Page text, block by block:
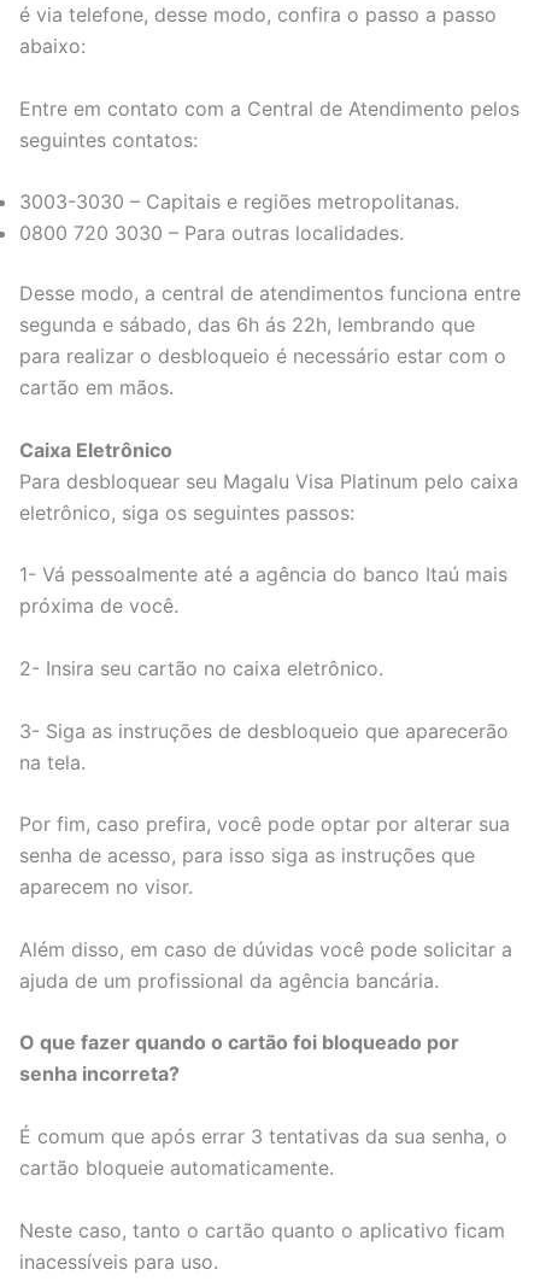
é via telefone, desse modo, confira o passo a passo
abaixo:
Entre em contato com a Central de Atendimento pelos
seguintes contatos:
3003-3030 – Capitais e regiões metropolitanas.
0800 720 3030 – Para outras localidades.
Desse modo, a central de atendimentos funciona entre
segunda e sábado, das 6h ás 22h, lembrando que
para realizar o desbloqueio é necessário estar com o
cartão em mãos.
Caixa Eletrônico
Para desbloquear seu Magalu Visa Platinum pelo caixa
eletrônico, siga os seguintes passos:
1- Vá pessoalmente até a agência do banco Itaú mais
próxima de você.
2- Insira seu cartão no caixa eletrônico.
3- Siga as instruções de desbloqueio que aparecerão
na tela.
Por fim, caso prefira, você pode optar por alterar sua
senha de acesso, para isso siga as instruções que
aparecem no visor.
Além disso, em caso de dúvidas você pode solicitar a
ajuda de um profissional da agência bancária.
O que fazer quando o cartão foi bloqueado por
senha incorreta?
É comum que após errar 3 tentativas da sua senha, o
cartão bloqueie automaticamente.
Neste caso, tanto o cartão quanto o aplicativo ficam
inacessíveis para uso.